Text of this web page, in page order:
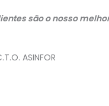
são o nosso
ASINFOR